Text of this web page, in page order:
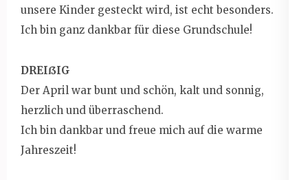
unsere Kinder gesteckt wird, ist echt besonders.
Ich bin ganz dankbar für diese Grundschule!
DREIßIG
Der April war bunt und schön, kalt und sonnig,
herzlich und überraschend.
Ich bin dankbar und freue mich auf die warme
Jahreszeit!